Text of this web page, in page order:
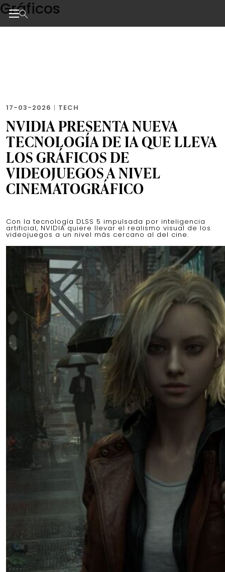
Skip
to
the
Gráficos
17-03-2026 | TECH
NVIDIA PRESENTA NUEVA
TECNOLOGÍA DE IA QUE LLEVA
LOS GRÁFICOS DE
VIDEOJUEGOS A NIVEL
CINEMATOGRÁFICO
Con la tecnología DLSS 5 impulsada por inteligencia
artificial, NVIDIA quiere llevar el realismo visual de los
videojuegos a un nivel más cercano al del cine.